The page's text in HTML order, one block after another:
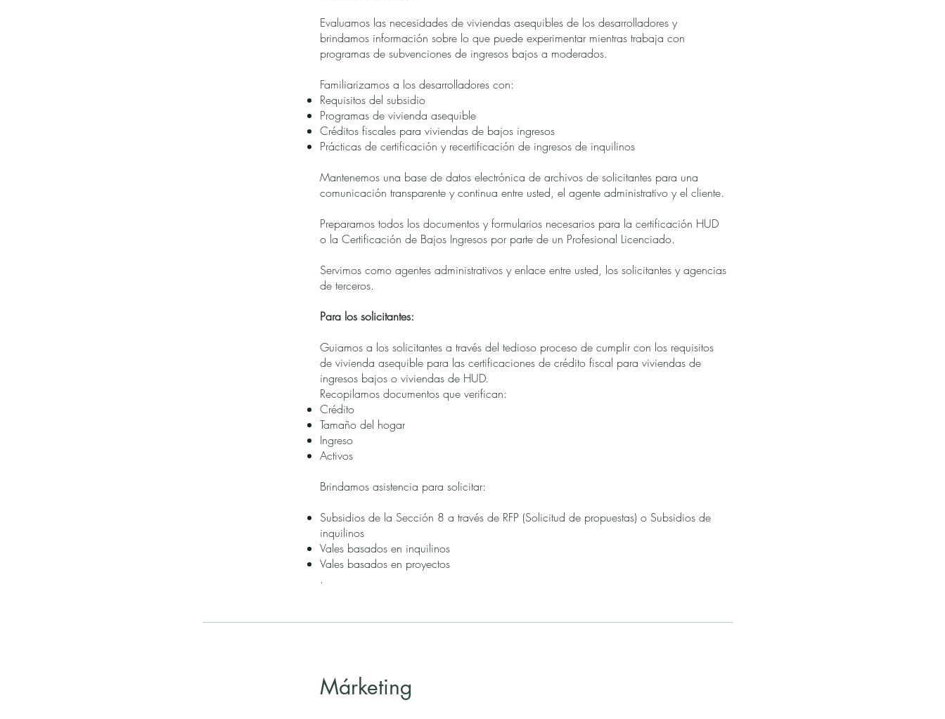
Evaluamos las necesidades de viviendas asequibles de los desarrolladores y
brindamos información sobre lo que puede experimentar mientras trabaja con
programas de subvenciones de ingresos bajos a moderados.
Familiarizamos a los desarrolladores con:
Requisitos del subsidio
Programas de vivienda asequible
Créditos fiscales para viviendas de bajos ingresos
Prácticas de certificación y recertificación de ingresos de inquilinos
Mantenemos una base de datos electrónica de archivos de solicitantes para una
comunicación transparente y continua entre usted, el agente administrativo y el cliente.
Preparamos todos los documentos y formularios necesarios para la certificación HUD
o la Certificación de Bajos Ingresos por parte de un Profesional Licenciado.
Servimos como agentes administrativos y enlace entre usted, los solicitantes y agencias
de terceros.
Para los solicitantes:
Guiamos a los solicitantes a través del tedioso proceso de cumplir con los requisitos
de vivienda asequible para las certificaciones de crédito fiscal para viviendas de
ingresos bajos o viviendas de HUD.
Recopilamos documentos que verifican:
Crédito
Tamaño del hogar
Ingreso
Activos
Brindamos asistencia para solicitar:
Subsidios de la Sección 8 a través de RFP (Solicitud de propuestas) o Subsidios de
inquilinos
Vales basados en inquilinos
Vales basados en proyectos
.
Márketing